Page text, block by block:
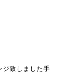
ジ致しました手